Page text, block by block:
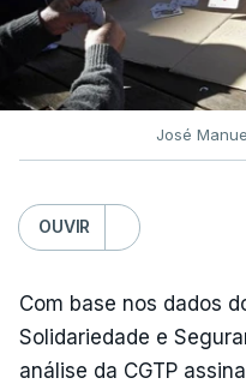
José
OUVIR
Com base nos dados
Solidariedade e
análise da CGTP